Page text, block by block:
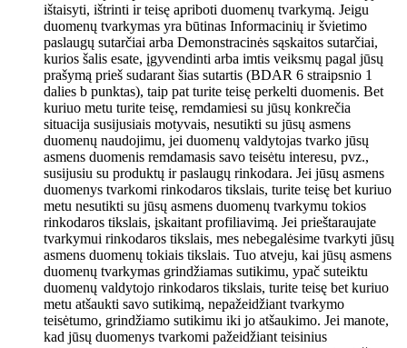
ištaisyti, ištrinti ir teisę apriboti duomenų tvarkymą. Jeigu
duomenų tvarkymas yra būtinas Informacinių ir švietimo
paslaugų sutarčiai arba Demonstracinės sąskaitos sutarčiai,
kurios šalis esate, įgyvendinti arba imtis veiksmų pagal jūsų
prašymą prieš sudarant šias sutartis (BDAR 6 straipsnio 1
dalies b punktas), taip pat turite teisę perkelti duomenis. Bet
kuriuo metu turite teisę, remdamiesi su jūsų konkrečia
situacija susijusiais motyvais, nesutikti su jūsų asmens
duomenų naudojimu, jei duomenų valdytojas tvarko jūsų
asmens duomenis remdamasis savo teisėtu interesu, pvz.,
susijusiu su produktų ir paslaugų rinkodara. Jei jūsų asmens
duomenys tvarkomi rinkodaros tikslais, turite teisę bet kuriuo
metu nesutikti su jūsų asmens duomenų tvarkymu tokios
rinkodaros tikslais, įskaitant profiliavimą. Jei prieštaraujate
tvarkymui rinkodaros tikslais, mes nebegalėsime tvarkyti jūsų
asmens duomenų tokiais tikslais. Tuo atveju, kai jūsų asmens
duomenų tvarkymas grindžiamas sutikimu, ypač suteiktu
duomenų valdytojo rinkodaros tikslais, turite teisę bet kuriuo
metu atšaukti savo sutikimą, nepažeidžiant tvarkymo
teisėtumo, grindžiamo sutikimu iki jo atšaukimo. Jei manote,
kad jūsų duomenys tvarkomi pažeidžiant teisinius